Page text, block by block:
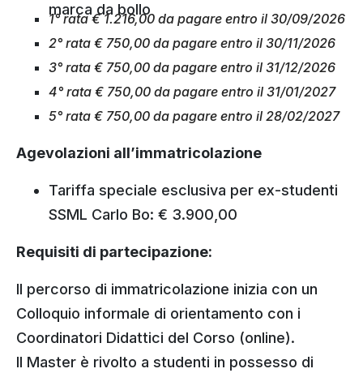
marca da bollo
1° rata € 1.216,00 da pagare entro il 30/09/2026
2° rata € 750,00 da pagare entro il 30/11/2026
3° rata € 750,00 da pagare entro il 31/12/2026
4° rata € 750,00 da pagare entro il 31/01/2027
5° rata € 750,00 da pagare entro il 28/02/2027
Agevolazioni all’immatricolazione
Tariffa speciale esclusiva per ex-studenti
SSML Carlo Bo: € 3.900,00
Requisiti di partecipazione:
Il percorso di immatricolazione inizia con un
Colloquio informale di orientamento con i
Coordinatori Didattici del Corso (online).
Il Master è rivolto a studenti in possesso di